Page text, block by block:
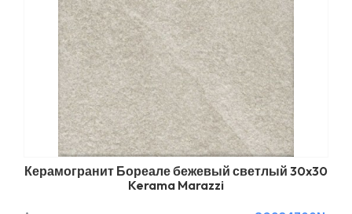
Керамогранит Бореале бежевый светлый 30x30
Kerama Marazzi